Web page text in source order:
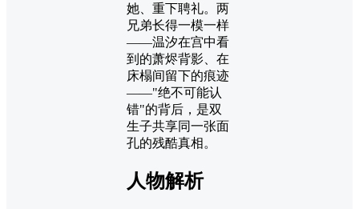
她、重下聘礼。两
兄弟长得一模一样
——温汐在宫中看
到的萧烬背影、在
床榻间留下的痕迹
——"绝不可能认
错"的背后，是双
生子共享同一张面
孔的残酷真相。
人物解析